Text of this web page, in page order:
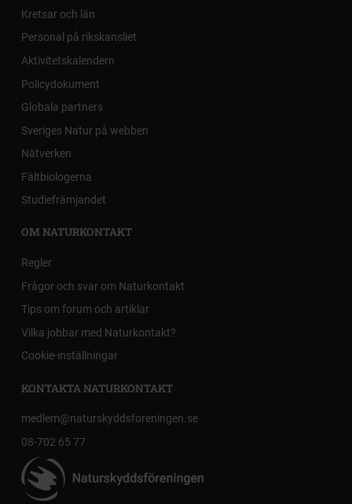
Kretsar och län
Personal på rikskansliet
Aktivitetskalendern
Policydokument
Globala partners
Sveriges Natur på webben
Nätverken
Fältbiologerna
Studiefrämjandet
OM NATURKONTAKT
Regler
Frågor och svar om Naturkontakt
Tips om forum och artiklar
Vilka jobbar med Naturkontakt?
Cookie-inställningar
KONTAKTA NATURKONTAKT
medlem@naturskyddsforeningen.se
08-702 65 77